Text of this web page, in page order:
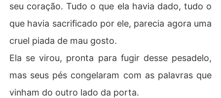
seu coração. Tudo o que ela havia dado, tudo o
que havia sacrificado por ele, parecia agora uma
cruel piada de mau gosto.
Ela se virou, pronta para fugir desse pesadelo,
mas seus pés congelaram com as palavras que
vinham do outro lado da porta.